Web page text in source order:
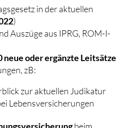
in der aktuellen
)
Auszüge aus IPRG, ROM-I-
neue oder ergänzte Leitsätze
zB:
zur aktuellen Judikatur
Lebensversicherungen